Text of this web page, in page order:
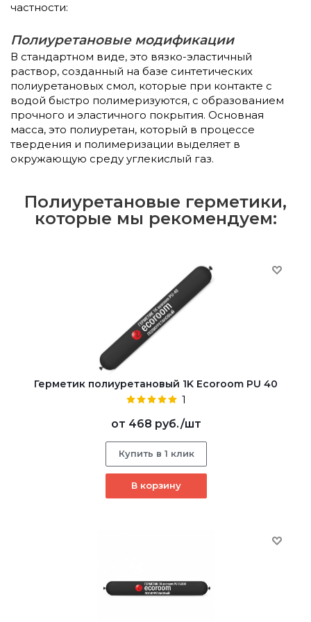
частности:
Полиуретановые модификации
В стандартном виде, это вязко-эластичный
раствор, созданный на базе синтетических
полиуретановых смол, которые при контакте с
водой быстро полимеризуются, с образованием
прочного и эластичного покрытия. Основная
масса, это полиуретан, который в процессе
твердения и полимеризации выделяет в
окружающую среду углекислый газ.
Полиуретановые герметики,
которые мы рекомендуем:
Герметик полиуретановый 1K Ecoroom PU 40
1
от 468 руб./шт
Купить в 1 клик
В корзину